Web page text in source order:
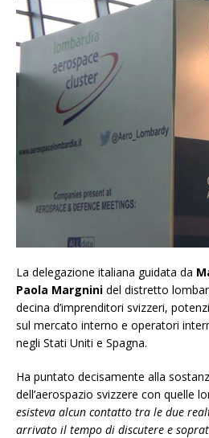
La delegazione italiana guidata da
Paola Margnini del distretto
decina d’imprenditori svizzeri,
sul mercato interno e operatori
negli Stati Uniti e Spagna.
Ha puntato decisamente alla
dell’aerospazio svizzere con quelle
esisteva alcun contatto tra le due
arrivato il tempo di discutere e